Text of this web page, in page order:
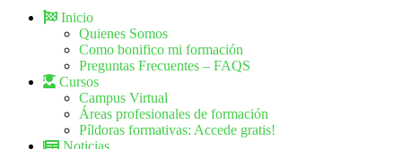
Inicio
Quienes Somos
Como bonifico mi formación
Preguntas Frecuentes – FAQS
Cursos
Campus Virtual
Áreas profesionales de formación
Píldoras formativas: Accede gratis!
Noticias